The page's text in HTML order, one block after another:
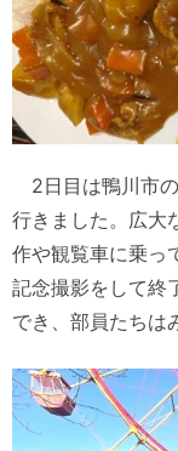
2日目は鴨川市
行きました。広大
作や観覧車に乗っ
記念撮影をして終
でき、部員たちは